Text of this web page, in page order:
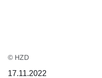
© HZD
17.11.2022